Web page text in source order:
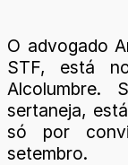
O advogado
STF, está
Alcolumbre.
sertaneja,
só por
setembro.